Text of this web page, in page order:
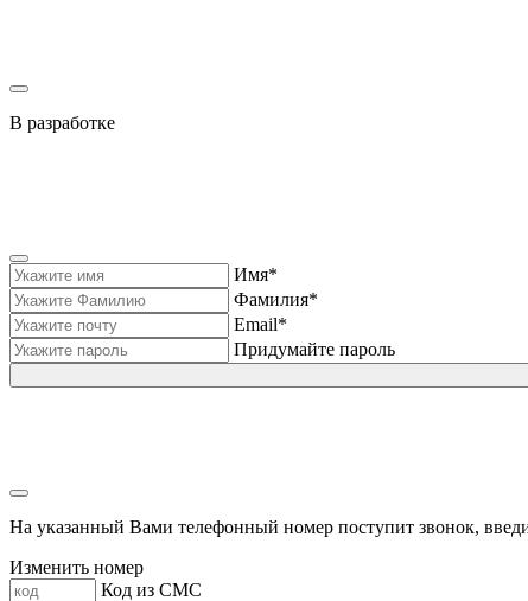
В разработке
Имя*
Фамилия*
Email*
Придумайте пароль
На указанный Вами телефонный номер поступит звонок,
Изменить номер
Код из СМС